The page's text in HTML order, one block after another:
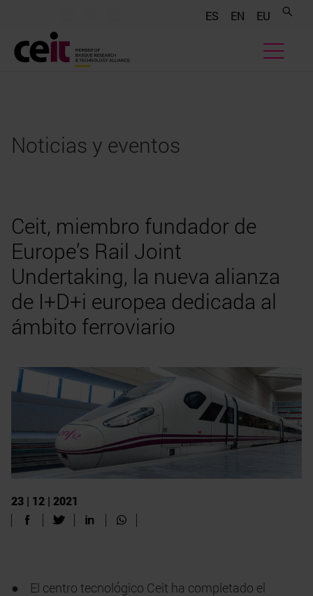
ES EN EU
Noticias y eventos
Ceit, miembro fundador de
Europe’s Rail Joint
Undertaking, la nueva alianza
de I+D+i europea dedicada al
ámbito ferroviario
23 | 12 | 2021
● El centro tecnológico Ceit ha completado el